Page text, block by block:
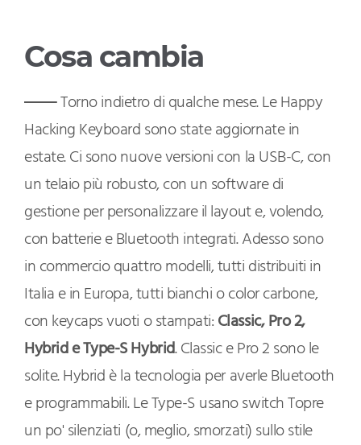
Cosa cambia
Torno indietro di qualche mese. Le Happy
Hacking Keyboard sono state aggiornate in
estate. Ci sono nuove versioni con la USB-C, con
un telaio più robusto, con un software di
gestione per personalizzare il layout e, volendo,
con batterie e Bluetooth integrati. Adesso sono
in commercio quattro modelli, tutti distribuiti in
Italia e in Europa, tutti bianchi o color carbone,
con keycaps vuoti o stampati:Classic, Pro 2,
Hybrid e Type-S Hybrid. Classic e Pro 2 sono le
solite. Hybrid è la tecnologia per averle Bluetooth
e programmabili. Le Type-S usano switch Topre
un po' silenziati (o, meglio, smorzati) sullo stile